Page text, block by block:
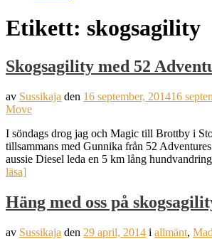
Etikett: skogsagility
Skogsagility med 52
av Sussikaja den 16 september, 201416
Move
I söndags drog jag och Magic till Brottby i
tillsammans med Gunnika från 52
aussie Diesel leda en 5 km lång
läsa]
Häng med oss på
av Sussikaja den 29 april, 2014 i allmänt,